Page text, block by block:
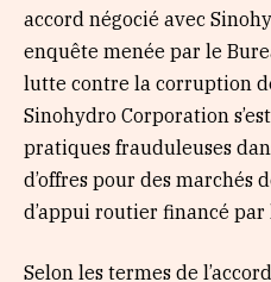
accord négocié avec
enquête menée par le
lutte contre la corruption
Sinohydro Corporation
pratiques frauduleuses
d’offres pour des marchés
d’appui routier financé par
Selon les termes de